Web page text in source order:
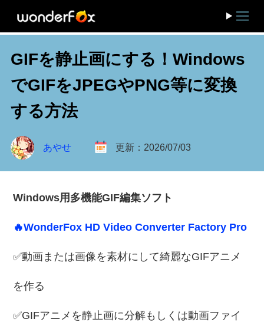
GIFを静止画にする！Windows
でGIFをJPEGやPNG等に変換
する方法
あやせ 更新：2026/07/03
Windows用多機能GIF編集ソフト
🔥WonderFox HD Video Converter Factory Pro
✅動画または画像を素材にして綺麗なGIFアニメ
を作る
✅GIFアニメを静止画に分解もしくは動画ファイ